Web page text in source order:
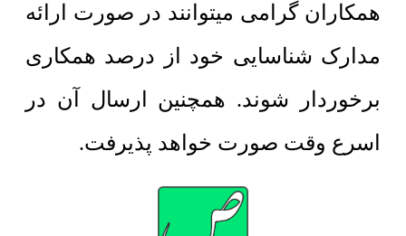
همکاران گرامی میتوانند در صورت ارائه
مدارک شناسایی خود از درصد همکاری
برخوردار شوند. همچنین ارسال آن در
اسرع وقت صورت خواهد پذیرفت.